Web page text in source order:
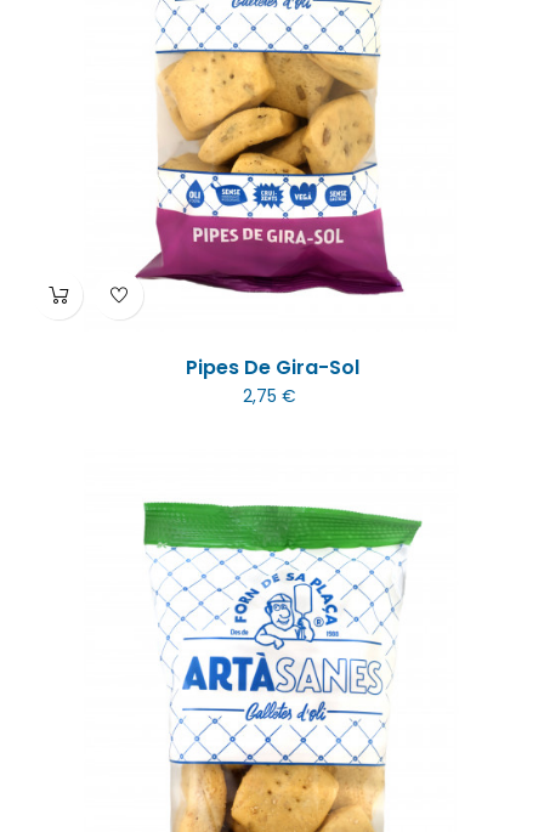
Pipes De Gira-Sol
2,75 €